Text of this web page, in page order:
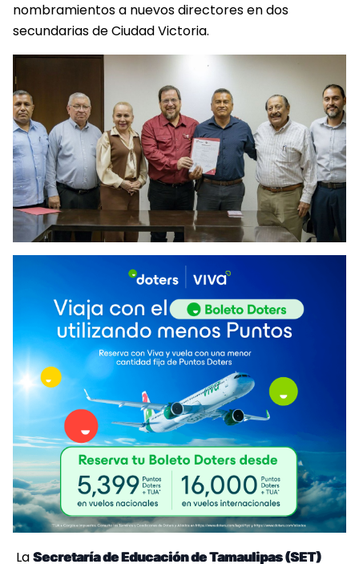
nombramientos a nuevos directores en dos
secundarias de Ciudad Victoria.
La Secretaría de Educación de Tamaulipas (SET)